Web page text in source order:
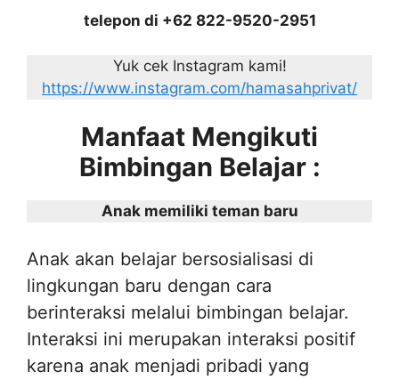
telepon di +62 822-9520-2951
Yuk cek Instagram kami!
https://www.instagram.com/hamasahprivat/
Manfaat Mengikuti
Bimbingan Belajar :
Anak memiliki teman baru
Anak akan belajar bersosialisasi di
lingkungan baru dengan cara
berinteraksi melalui bimbingan belajar.
Interaksi ini merupakan interaksi positif
karena anak menjadi pribadi yang